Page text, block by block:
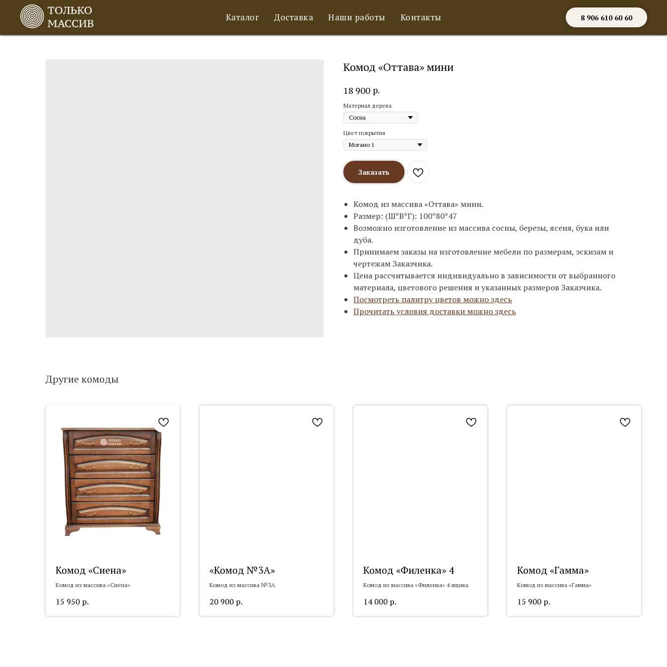
Каталог Доставка Наши работы Контакты 8 906 610 60 60
Комод «Оттава» мини
18 900 р.
Материал дерева
Цвет покрытия
Заказать
Комод из массива «Оттава» мини.
Размер: (Ш*В*Г): 100*80*47
Возможно изготовление из массива сосны, березы, ясеня, бука или
дуба.
Принимаем заказы на изготовление мебели по размерам, эскизам и
чертежам Заказчика.
Цена рассчитывается индивидуально в зависимости от выбранного
материала, цветового решения и указанных размеров Заказчика.
Посмотреть палитру цветов можно здесь
Прочитать условия доставки можно здесь
Другие комоды
Комод «Сиена»
Комод из массива «Сиена»
15 950 р.
«Комод №3А»
Комод из массива №3А
20 900 р.
Комод «Филенка» 4
Комод из массива «Филенка» 4 ящика
14 000 р.
Комод «Гамма»
Комод из массива «Гамма»
15 900 р.